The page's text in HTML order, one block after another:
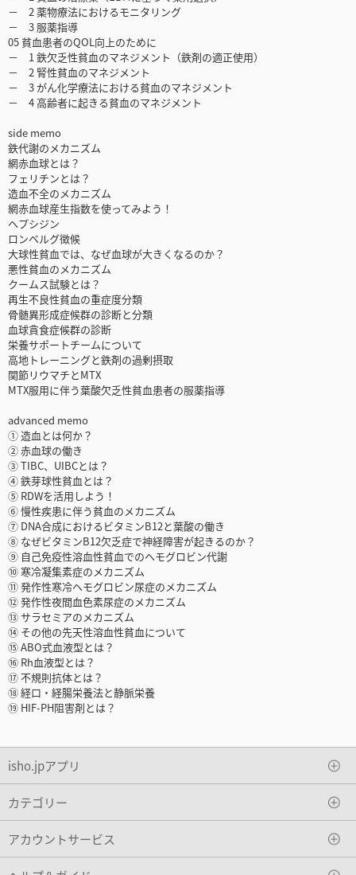
－ 2 薬物療法におけるモニタリング
－ 3 服薬指導
05 貧血患者のQOL向上のために
－ 1 鉄欠乏性貧血のマネジメント（鉄剤の適正使用）
－ 2 腎性貧血のマネジメント
－ 3 がん化学療法における貧血のマネジメント
－ 4 高齢者に起きる貧血のマネジメント
side memo
鉄代謝のメカニズム
網赤血球とは？
フェリチンとは？
造血不全のメカニズム
網赤血球産生指数を使ってみよう！
ヘプシジン
ロンベルグ徴候
大球性貧血では、なぜ血球が大きくなるのか？
悪性貧血のメカニズム
クームス試験とは？
再生不良性貧血の重症度分類
骨髄異形成症候群の診断と分類
血球貪食症候群の診断
栄養サポートチームについて
高地トレーニングと鉄剤の過剰摂取
関節リウマチとMTX
MTX服用に伴う葉酸欠乏性貧血患者の服薬指導
advanced memo
① 造血とは何か？
② 赤血球の働き
③ TIBC、UIBCとは？
④ 鉄芽球性貧血とは？
⑤ RDWを活用しよう！
⑥ 慢性疾患に伴う貧血のメカニズム
⑦ DNA合成におけるビタミンB12と葉酸の働き
⑧ なぜビタミンB12欠乏症で神経障害が起きるのか？
⑨ 自己免疫性溶血性貧血でのヘモグロビン代謝
⑩ 寒冷凝集素症のメカニズム
⑪ 発作性寒冷ヘモグロビン尿症のメカニズム
⑫ 発作性夜間血色素尿症のメカニズム
⑬ サラセミアのメカニズム
⑭ その他の先天性溶血性貧血について
⑮ ABO式血液型とは？
⑯ Rh血液型とは？
⑰ 不規則抗体とは？
⑱ 経口・経腸栄養法と静脈栄養
⑲ HIF-PH阻害剤とは？
isho.jpアプリ
カテゴリー
アカウントサービス